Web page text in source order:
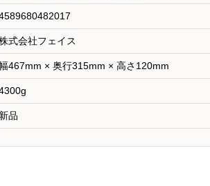
式会社フェイス
467mm × 奥行315mm × 高さ120mm
新品